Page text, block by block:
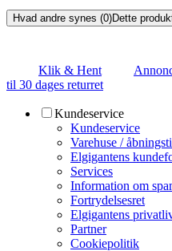
Hvad andre synes (0)Dette
Klik & Hent
til 30 dages returret
Kundeservice
Kundeservice
Varehuse /
Elgigantens
Services
Information om
Fortrydelsesret
Elgigantens
Partner
Cookiepolitik